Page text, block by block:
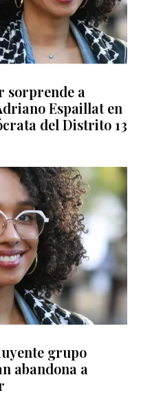
sorprende a
Espaillat en
del Distrito 13
grupo
abandona a